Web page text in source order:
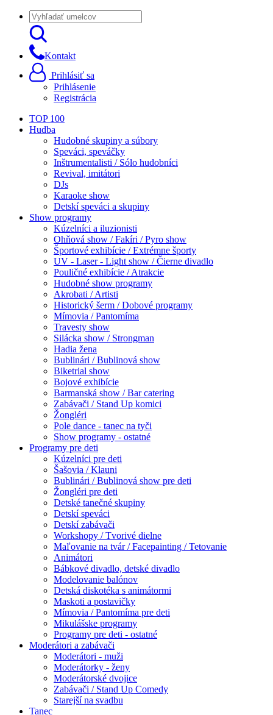
Kontakt
Prihlásiť sa
Prihlásenie
Registrácia
TOP 100
Hudba
Hudobné skupiny a súbory
Speváci, speváčky
Inštrumentalisti / Sólo hudobníci
Revival, imitátori
DJs
Karaoke show
Detskí speváci a skupiny
Show programy
Kúzelníci a iluzionisti
Ohňová show / Fakíri / Pyro show
Športové exhibície / Extrémne športy
UV - Laser - Light show / Čierne divadlo
Pouličné exhibície / Atrakcie
Hudobné show programy
Akrobati / Artisti
Historický šerm / Dobové programy
Mímovia / Pantomíma
Travesty show
Silácka show / Strongman
Hadia žena
Bublinári / Bublinová show
Biketrial show
Bojové exhibície
Barmanská show / Bar catering
Zabávači / Stand Up komici
Žongléri
Pole dance - tanec na tyči
Show programy - ostatné
Programy pre deti
Kúzelníci pre deti
Šašovia / Klauni
Bublinári / Bublinová show pre deti
Žongléri pre deti
Detské tanečné skupiny
Detskí speváci
Detskí zabávači
Workshopy / Tvorivé dielne
Maľovanie na tvár / Facepainting / Tetovanie
Animátori
Bábkové divadlo, detské divadlo
Modelovanie balónov
Detská diskotéka s animátormi
Maskoti a postavičky
Mímovia / Pantomíma pre deti
Mikulášske programy
Programy pre deti - ostatné
Moderátori a zabávači
Moderátori - muži
Moderátorky - ženy
Moderátorské dvojice
Zabávači / Stand Up Comedy
Starejší na svadbu
Tanec